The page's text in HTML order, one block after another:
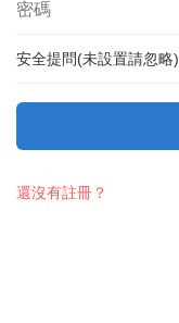
安全提問(未設置請忽略)
還沒有註冊？